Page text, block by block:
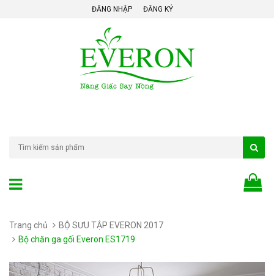
ĐĂNG NHẬP ĐĂNG KÝ
Trang chủ
BỘ SƯU TẬP EVERON 2017
Bộ chăn ga gối Everon ES1719